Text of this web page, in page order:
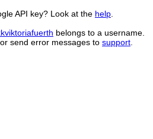
API key? Look at the help
belongs to a username.
send error messages to support